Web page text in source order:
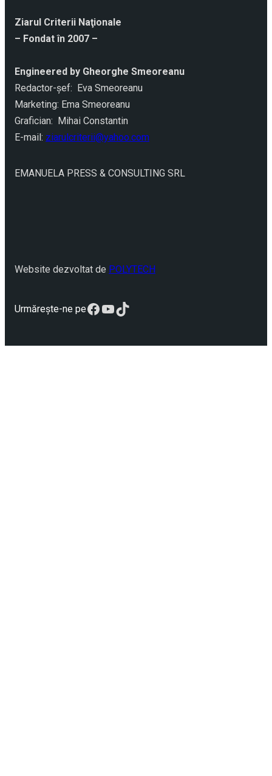
Ziarul Criterii Naţionale
– Fondat în 2007 –
Engineered by Gheorghe Smeoreanu
Redactor-şef: Eva Smeoreanu
Marketing: Ema Smeoreanu
Grafician: Mihai Constantin
E-mail: ziarulcriterii@yahoo.com
EMANUELA PRESS & CONSULTING SRL
Website dezvoltat de POLYTECH
Urmărește-ne peFacebook
YouTube
TikTok